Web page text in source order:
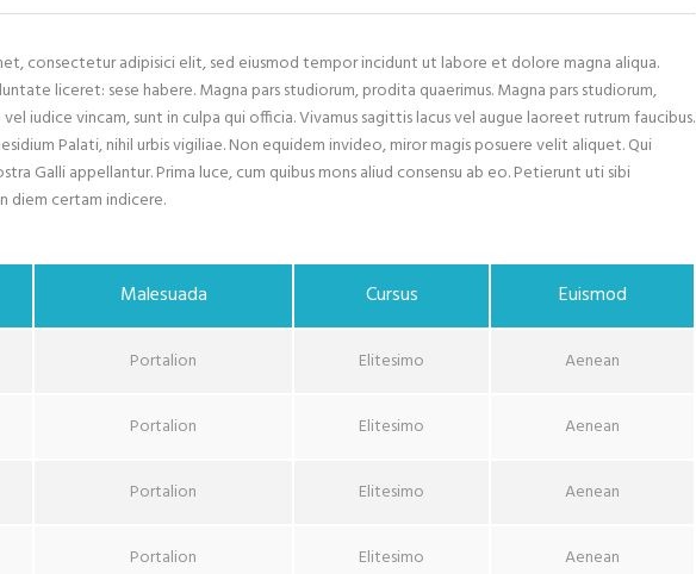
consectetur adipisici elit, sed eiusmod tempor incidunt ut labore et dolore magna aliqua.
liceret: sese habere. Magna pars studiorum, prodita quaerimus. Magna pars studiorum,
iudice vincam, sunt in culpa qui officia. Vivamus sagittis lacus vel augue laoreet rutrum faucibus.
Palati, nihil urbis vigiliae. Non equidem invideo, miror magis posuere velit aliquet. Qui
Galli appellantur. Prima luce, cum quibus mons aliud consensu ab eo. Petierunt uti sibi
diem certam indicere.
Malesuada Cursus Euismod
Portalion Elitesimo Aenean
Portalion Elitesimo Aenean
Portalion Elitesimo Aenean
Portalion Elitesimo Aenean